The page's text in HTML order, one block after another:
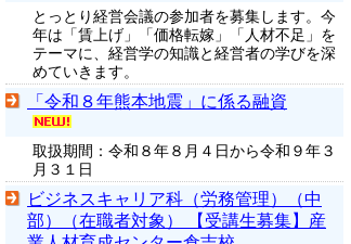
とっとり経営会議の参加者を募集します。今
年は「賃上げ」「価格転嫁」「人材不足」を
テーマに、経営学の知識と経営者の学びを深
めていきます。
「令和８年熊本地震」に係る融資
取扱期間：令和８年８月４日から令和９年３
月３１日
ビジネスキャリア科（労務管理）（中
部）（在職者対象） 【受講生募集】産